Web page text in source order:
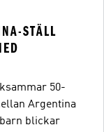
STÄLL
50-
Argentina
blickar